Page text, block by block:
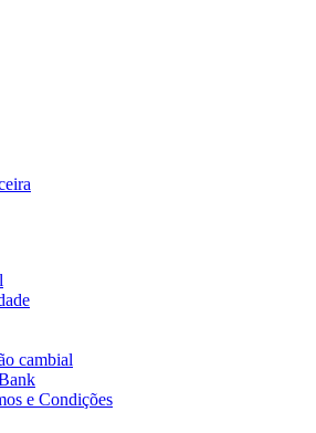
cambial
e Condições